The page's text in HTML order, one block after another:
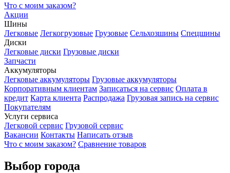
Что с моим заказом?
Акции
Шины
Легковые Легкогрузовые Грузовые Сельхозшины Спецшины
Диски
Легковые диски Грузовые диски
Запчасти
Аккумуляторы
Легковые аккумуляторы Грузовые аккумуляторы
Корпоративным клиентам Записаться на сервис Оплата в
кредит Карта клиента Распродажа Грузовая запись на сервис
Покупателям
Услуги сервиса
Легковой сервис Грузовой сервис
Вакансии Контакты Написать отзыв
Что с моим заказом? Сравнение товаров
Выбор города